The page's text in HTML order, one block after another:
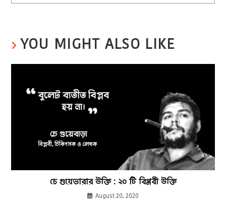
YOU MIGHT ALSO LIKE
চে গুয়েভারার উক্তি : ২০ টি বিপ্লবী উক্তি
August 20, 2020